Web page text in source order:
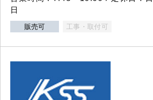
日
販売可 工事・取付可